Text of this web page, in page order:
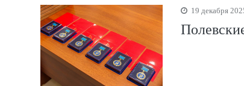
19 декабря